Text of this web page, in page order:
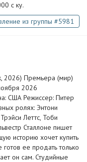
с ку.
из группы #5981
2026) Премьера (мир)
2026
США Режиссер: Питер
ролях: Энтони
Леттс, Тоби
Сталлоне пишет
историю хочет купить
готов ее продать только
он сам. Студийные